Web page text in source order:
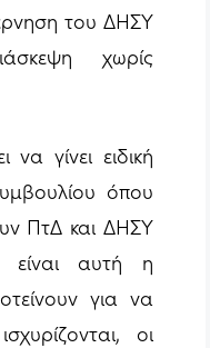
του ΔΗΣΥ
χωρίς
γίνει ειδική
όπου
ΠτΔ και ΔΗΣΥ
αυτή η
για να
οι